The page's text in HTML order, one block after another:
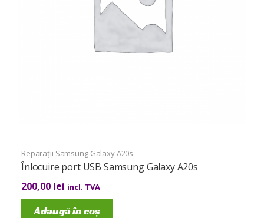
Reparații Samsung Galaxy A20s
Înlocuire port USB Samsung Galaxy A20s
200,00 lei incl. TVA
Adaugă în coș